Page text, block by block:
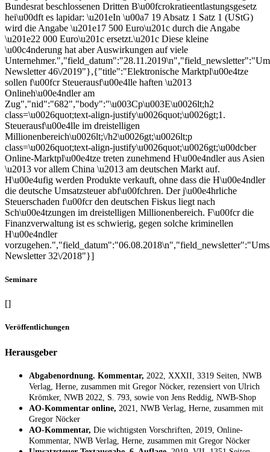
Bundesrat beschlossenen Dritten B\u00fcrokratieentlastungsgesetz
hei\u00dft es lapidar: \u201eIn \u00a7 19 Absatz 1 Satz 1 (UStG)
wird die Angabe \u201e17 500 Euro\u201c durch die Angabe
\u201e22 000 Euro\u201c ersetzt.\u201c Diese kleine
\u00c4nderung hat aber Auswirkungen auf viele
Newsletter 46\/2019"},{"title":"Elektronische Marktpl\u00e4tze
sollen f\u00fcr Steuerausf\u00e4lle haften \u2013
Onlineh\u00e4ndler am
Zug","nid":"682","body":"\u003Cp\u003E\u0026lt;h2
class=\u0026quot;text-align-justify\u0026quot;\u0026gt;1.
Steuerausf\u00e4lle im dreistelligen
Millionenbereich\u0026lt;\/h2\u0026gt;\u0026lt;p
class=\u0026quot;text-align-justify\u0026quot;\u0026gt;\u00dcber
Online-Marktpl\u00e4tze treten zunehmend H\u00e4ndler aus Asien
\u2013 vor allem China \u2013 am deutschen Markt auf.
H\u00e4ufig werden Produkte verkauft, ohne dass die H\u00e4ndler
die deutsche Umsatzsteuer abf\u00fchren. Der j\u00e4hrliche
Steuerschaden f\u00fcr den deutschen Fiskus liegt nach
Sch\u00e4tzungen im dreistelligen Millionenbereich. F\u00fcr die
Finanzverwaltung ist es schwierig, gegen solche kriminellen
H\u00e4ndler
Newsletter 32\/2018"}]
Seminare
[]
Veröffentlichungen
Herausgeber
Abgabenordnung. Kommentar, 2022, XXXII, 3319 Seiten, NWB
Verlag, Herne, zusammen mit Gregor Nöcker, rezensiert von Ulrich
Krömker, NWB 2022, S. 793, sowie von Jens Reddig, NWB-Shop
AO-Kommentar online, 2021, NWB Verlag, Herne, zusammen mit
Gregor Nöcker
AO-Kommentar, Die wichtigsten Vorschriften, 2019, Online-
Kommentar, NWB Verlag, Herne, zusammen mit Gregor Nöcker